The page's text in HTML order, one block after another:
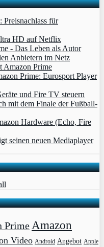
Preisnachlass für
HD auf Netflix
- Das Leben als Autor
Anbietern im Netz
Amazon Prime
Prime: Eurosport Player
und Fire TV steuern
mit dem Finale der Fußball-
Hardware (Echo, Fire
seinen neuen Mediaplayer
Prime Amazon
Video Android Angebot Apple